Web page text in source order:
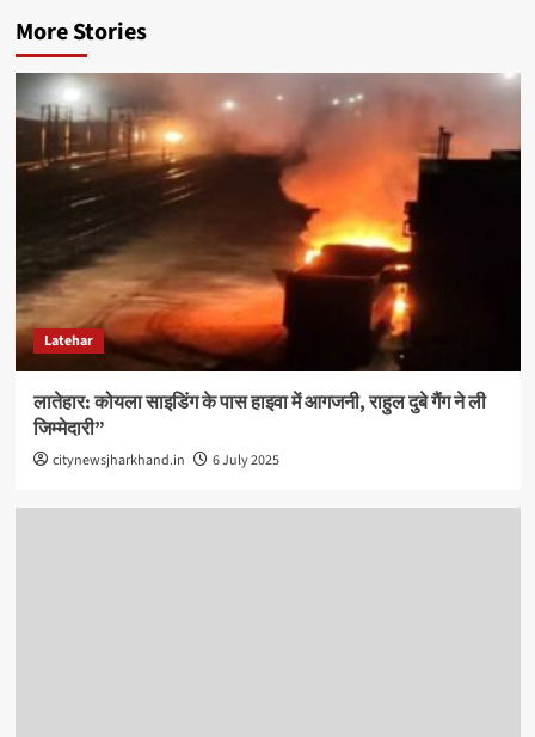
More Stories
Latehar
लातेहार: कोयला साइडिंग के पास हाइवा में आगजनी, राहुल दुबे गैंग ने ली
जिम्मेदारी”
citynewsjharkhand.in 6 July 2025